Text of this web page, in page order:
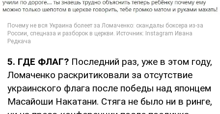
5. ГДЕ ФЛАГ? Последний раз, уже в этом году,
Ломаченко раскритиковали за отсутствие
украинского флага после победы над японцем
Масайоши Накатани. Стяга не было ни в ринге,